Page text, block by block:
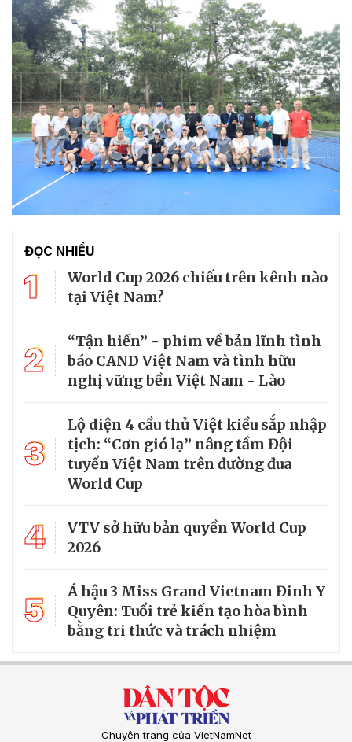
ĐỌC NHIỀU
1
World Cup 2026 chiếu trên kênh nào
tại Việt Nam?
2
“Tận hiến” - phim về bản lĩnh tình
báo CAND Việt Nam và tình hữu
nghị vững bền Việt Nam - Lào
3
Lộ diện 4 cầu thủ Việt kiều sắp nhập
tịch: “Cơn gió lạ” nâng tầm Đội
tuyển Việt Nam trên đường đua
World Cup
4
VTV sở hữu bản quyền World Cup
2026
5
Á hậu 3 Miss Grand Vietnam Đinh Y
Quyên: Tuổi trẻ kiến tạo hòa bình
bằng tri thức và trách nhiệm
Chuyên trang của VietNamNet